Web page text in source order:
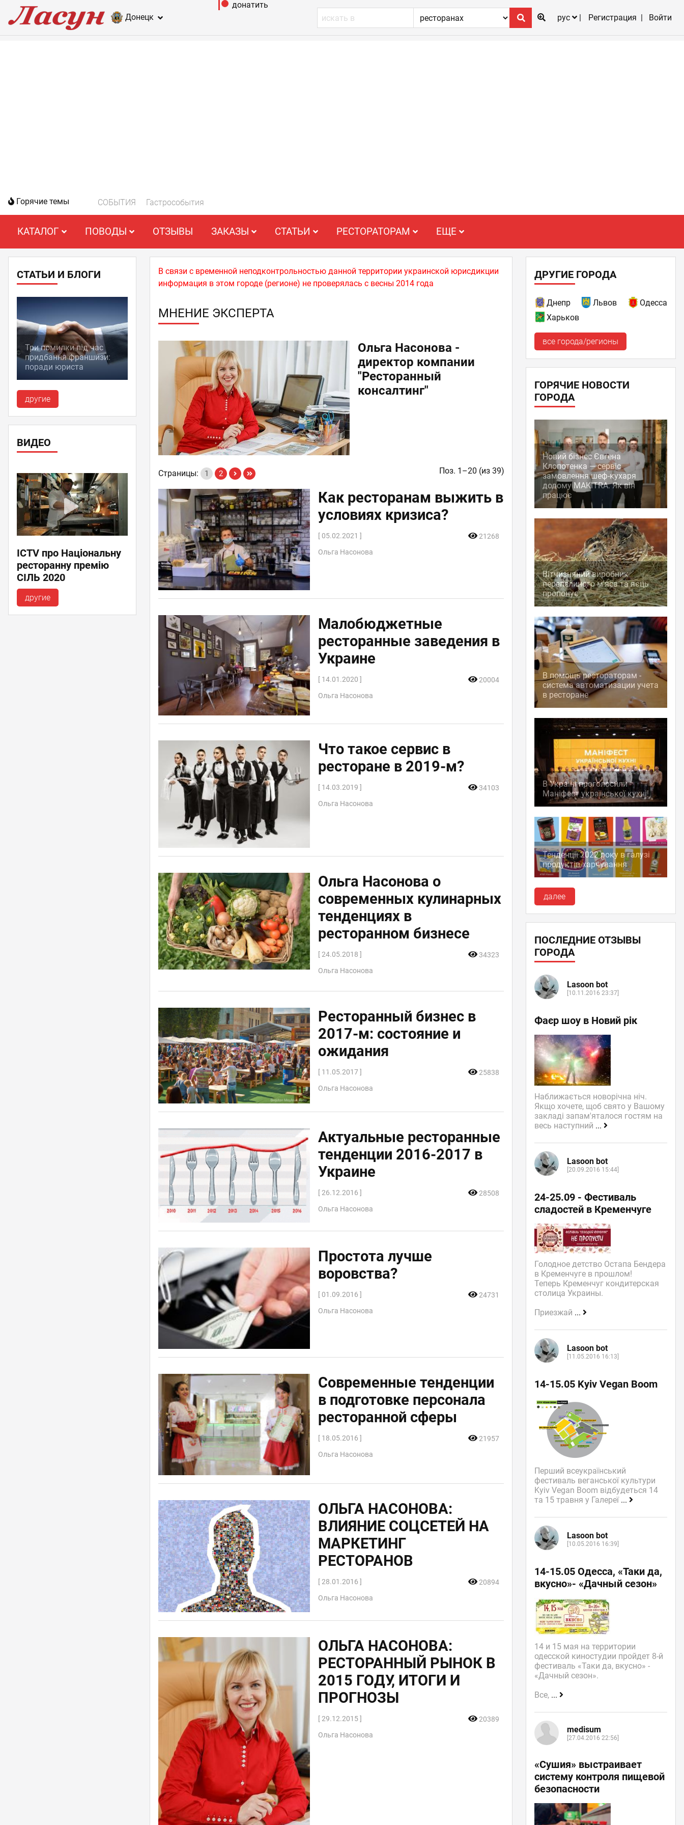
Донецк
донатить
рус
Регистрация Войти
Горячие темы СОБЫТИЯ Гастрособытия
КАТАЛОГ ПОВОДЫ ОТЗЫВЫ ЗАКАЗЫ СТАТЬИ РЕСТОРАТОРАМ ЕЩЕ
СТАТЬИ И БЛОГИ
Три помилки під час
придбання франшизи:
поради юриста
другие
ВИДЕО
ICTV про Національну
ресторанну премію
СІЛЬ 2020
другие
В связи с временной неподконтрольностью данной территории украинской юрисдикции
информация в этом городе (регионе) не проверялась с весны 2014 года
МНЕНИЕ ЭКСПЕРТА
Ольга Насонова -
директор компании
"Ресторанный
консалтинг"
Поз. 1–20 (из 39)
Страницы: 1 2
Как ресторанам выжить в
условиях кризиса?
[ 05.02.2021 ]
21268
Ольга Насонова
Малобюджетные
ресторанные заведения в
Украине
[ 14.01.2020 ]
20004
Ольга Насонова
Что такое сервис в
ресторане в 2019-м?
[ 14.03.2019 ]
34103
Ольга Насонова
Ольга Насонова о
современных кулинарных
тенденциях в
ресторанном бизнесе
[ 24.05.2018 ]
34323
Ольга Насонова
Ресторанный бизнес в
2017-м: состояние и
ожидания
[ 11.05.2017 ]
25838
Ольга Насонова
Актуальные ресторанные
тенденции 2016-2017 в
Украине
[ 26.12.2016 ]
28508
Ольга Насонова
Простота лучше
воровства?
[ 01.09.2016 ]
24731
Ольга Насонова
Современные тенденции
в подготовке персонала
ресторанной сферы
[ 18.05.2016 ]
21957
Ольга Насонова
ОЛЬГА НАСОНОВА:
ВЛИЯНИЕ СОЦСЕТЕЙ НА
МАРКЕТИНГ
РЕСТОРАНОВ
[ 28.01.2016 ]
20894
Ольга Насонова
ОЛЬГА НАСОНОВА:
РЕСТОРАННЫЙ РЫНОК В
2015 ГОДУ, ИТОГИ И
ПРОГНОЗЫ
[ 29.12.2015 ]
20389
Ольга Насонова
ДРУГИЕ ГОРОДА
Днепр Львов
Одесса
Харьков
все города/регионы
ГОРЯЧИЕ НОВОСТИ
ГОРОДА
Новий бізнес Євгена
Клопотенка — сервіс
замовлення шеф-кухаря
додому MAKITRA. Як він
працює
Вітчизняний виробник
перепелиного м'яса та яєць
пропонує
В помощь рестораторам -
система автоматизации учета
в ресторане
В Україні проголосили
Маніфест української кухні!
Тенденції 2022 року в галузі
продуктів харчування
далее
ПОСЛЕДНИЕ ОТЗЫВЫ
ГОРОДА
Lasoon bot
[10.11.2016 23:37]
Фаєр шоу в Новий рік
Наближається новорічна ніч.
Якщо хочете, щоб свято у Вашому
закладі запам'яталося гостям на
весь наступний ...
Lasoon bot
[20.09.2016 15:44]
24-25.09 - Фестиваль
сладостей в Кременчуге
Голодное детство Остапа Бендера
в Кременчуге в прошлом!
Теперь Кременчуг кондитерская
столица Украины.
Приезжай ...
Lasoon bot
[11.05.2016 16:13]
14-15.05 Kyiv Vegan Boom
Перший всеукраїнський
фестиваль веганської культури
Kyiv Vegan Boom відбудеться 14
та 15 травня у Галереї ...
Lasoon bot
[10.05.2016 16:39]
14-15.05 Одесса, «Таки да,
вкусно»- «Дачный сезон»
14 и 15 мая на территории
одесской киностудии пройдет 8-й
фестиваль «Таки да, вкусно» -
«Дачный сезон».
Все, ...
medisum
[27.04.2016 22:56]
«Сушия» выстраивает
систему контроля пищевой
безопасности